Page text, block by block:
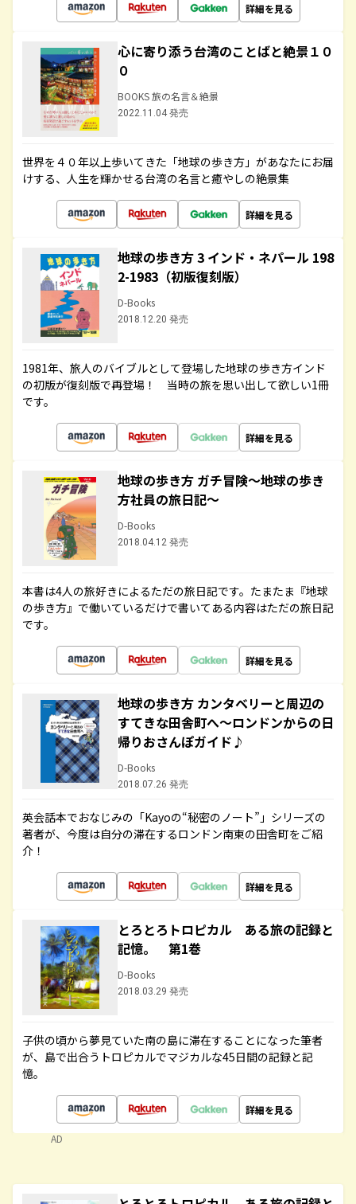
詳細を見る
心に寄り添う台湾のことばと絶景１０
０
BOOKS 旅の名言＆絶景
2022.11.04 発売
世界を４０年以上歩いてきた「地球の歩き方」があなたにお届
けする、人生を輝かせる台湾の名言と癒やしの絶景集
詳細を見る
地球の歩き方 3 インド・ネパール 198
2-1983（初版復刻版）
D-Books
2018.12.20 発売
1981年、旅人のバイブルとして登場した地球の歩き方インド
の初版が復刻版で再登場！ 当時の旅を思い出して欲しい1冊
です。
詳細を見る
地球の歩き方 ガチ冒険～地球の歩き
方社員の旅日記～
D-Books
2018.04.12 発売
本書は4人の旅好きによるただの旅日記です。たまたま『地球
の歩き方』で働いているだけで書いてある内容はただの旅日記
です。
詳細を見る
地球の歩き方 カンタベリーと周辺の
すてきな田舎町へ～ロンドンからの日
帰りおさんぽガイド♪
D-Books
2018.07.26 発売
英会話本でおなじみの「Kayoの“秘密のノート”」シリーズの
著者が、今度は自分の滞在するロンドン南東の田舎町をご紹
介！
詳細を見る
とろとろトロピカル ある旅の記録と
記憶。 第1巻
D-Books
2018.03.29 発売
子供の頃から夢見ていた南の島に滞在することになった筆者
が、島で出合うトロピカルでマジカルな45日間の記録と記
憶。
詳細を見る
AD